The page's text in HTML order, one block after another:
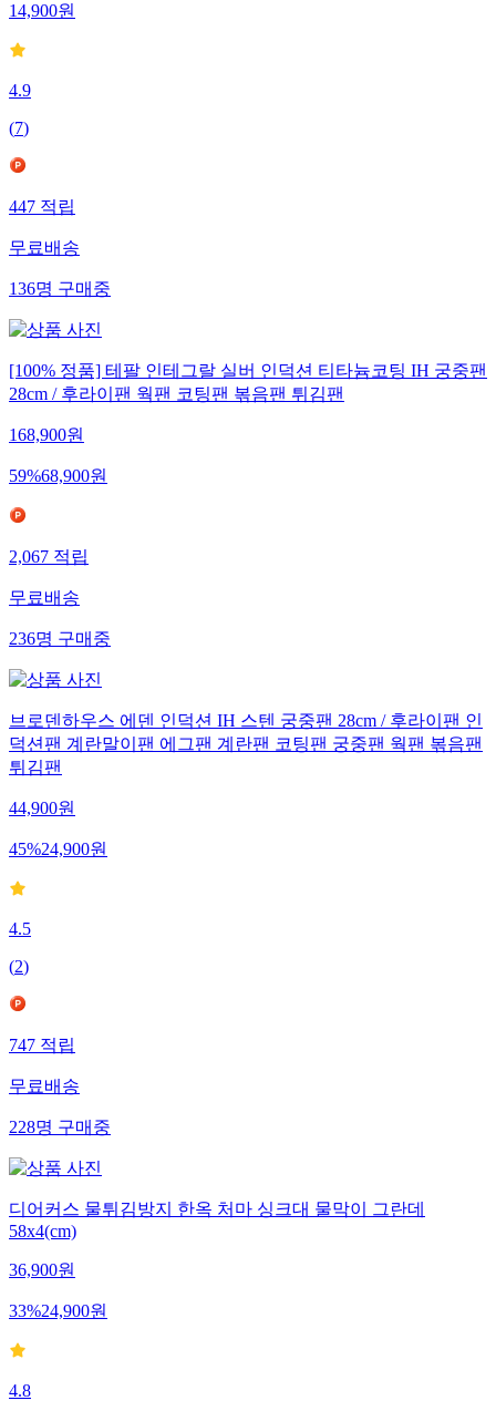
14,900원
4.9
(7)
447 적립
무료배송
136명 구매중
[100% 정품] 테팔 인테그랄 실버 인덕션 티타늄코팅 IH 궁중팬
28cm / 후라이팬 웍팬 코팅팬 볶음팬 튀김팬
168,900원
59%68,900원
2,067 적립
무료배송
236명 구매중
브로덴하우스 에덴 인덕션 IH 스텐 궁중팬 28cm / 후라이팬 인
덕션팬 계란말이팬 에그팬 계란팬 코팅팬 궁중팬 웍팬 볶음팬
튀김팬
44,900원
45%24,900원
4.5
(2)
747 적립
무료배송
228명 구매중
디어커스 물튀김방지 한옥 처마 싱크대 물막이 그란데
58x4(cm)
36,900원
33%24,900원
4.8